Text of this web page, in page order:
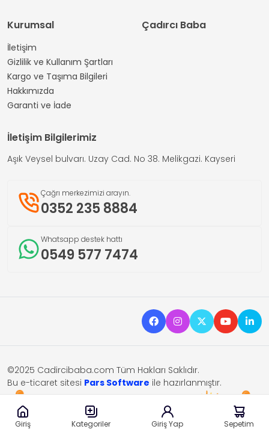
Giriş Kategoriler Giriş Yap Sepetim
Kurumsal
İletişim
Gizlilik ve Kullanım Şartları
Kargo ve Taşıma Bilgileri
Hakkımızda
Garanti ve İade
Çadırcı Baba
İletişim Bilgilerimiz
Aşık Veysel bulvarı. Uzay Cad. No 38. Melikgazi. Kayseri
Çağrı merkezimizi arayın.
0352 235 8884
Whatsapp destek hattı
0549 577 7474
©2025 Cadircibaba.com Tüm Hakları Saklıdır.
Bu e-ticaret sitesi Pars Software ile hazırlanmıştır.